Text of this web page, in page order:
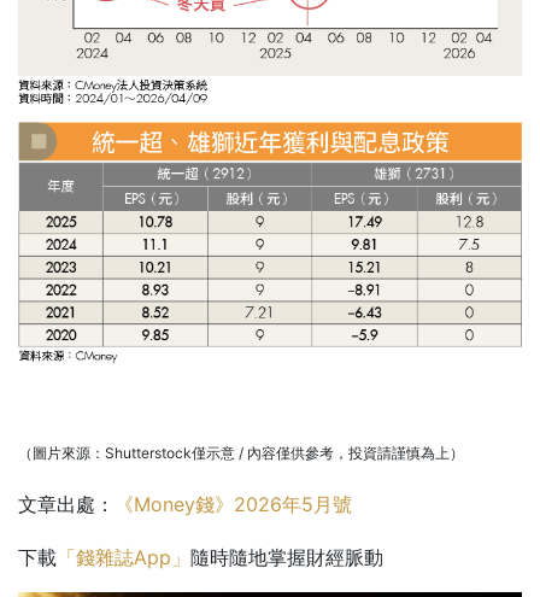
（圖片來源：Shutterstock僅示意 / 內容僅供參考，投資請謹慎為上）
文章出處： 《Money錢》2026年5月號
下載 「錢雜誌App」 隨時隨地掌握財經脈動